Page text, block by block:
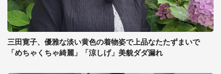
三田寛子、優雅な淡い黄色の着物姿で上品なたたずまいで
「めちゃくちゃ綺麗」「涼しげ」美貌ダダ漏れ